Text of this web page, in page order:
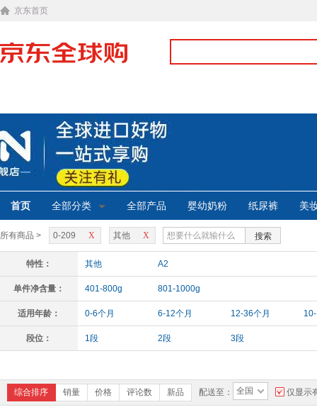
京东首页
首页 全部分类 全部产品 婴幼奶粉 纸尿裤 美
所有商品 > X
0-209 X
其他 搜索
特性： 其他 A2
单件净含量： 401-800g 801-1000g
适用年龄： 0-6个月 6-12个月 12-36个月
段位： 1段 2段 3段
综合排序 销量 价格 评论数 新品 配送至： 全国 仅显示